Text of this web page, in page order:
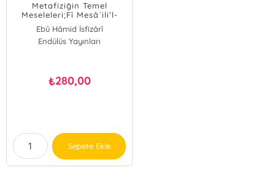
Metafiziğin Temel
Meseleleri;Fî Mesâʾili’l-
Umûri’l-İlâhiyye
Ebû Hâmid İsfizârî
Endülüs Yayınları
₺280,00
Sepete Ekle